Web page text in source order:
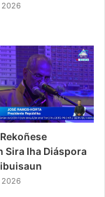
2026
Sira Iha Diáspora
2026